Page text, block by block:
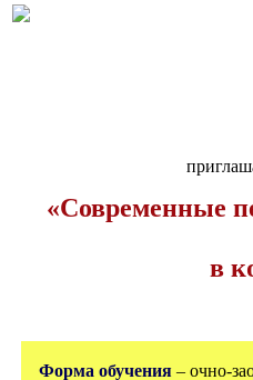
«Современные
в
Форма обучения – очно-